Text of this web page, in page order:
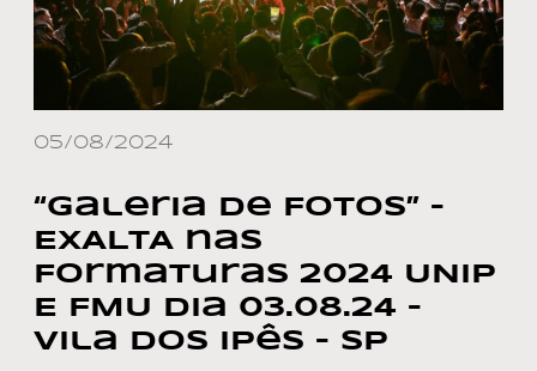
05/08/2024
“Galeria de Fotos” –
EXALTA nas
Formaturas 2024 UNIP
E FMU dia 03.08.24 –
Vila dos Ipês – SP